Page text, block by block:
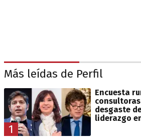
Más leídas de Perfil
1
Encuesta
desgaste
liderazgo